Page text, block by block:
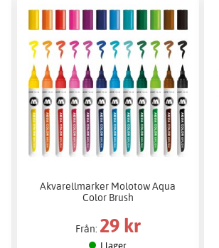
Akvarellmarker Molotow Aqua
Color Brush
Från: 29 kr
I lager